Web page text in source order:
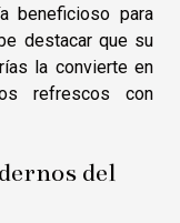
beneficioso para
destacar que su
la convierte en
refrescos con
del